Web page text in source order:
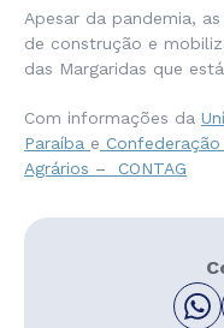
Apesar da pandemia,
de construção e
das Margaridas que
Com informações da
Paraíba e
Agrários – CONTAG